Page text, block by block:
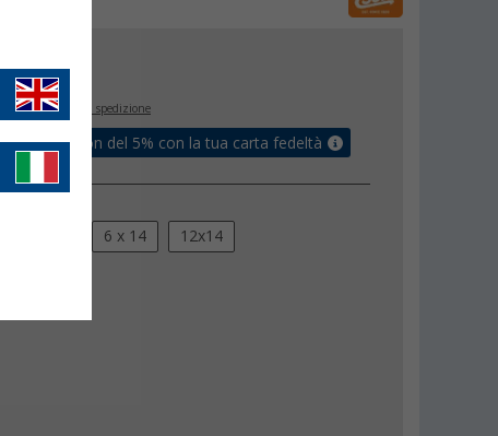
inclusa+ Spese di spedizione
un coupon del 5% con la tua carta fedeltà
6 x 14 12x14